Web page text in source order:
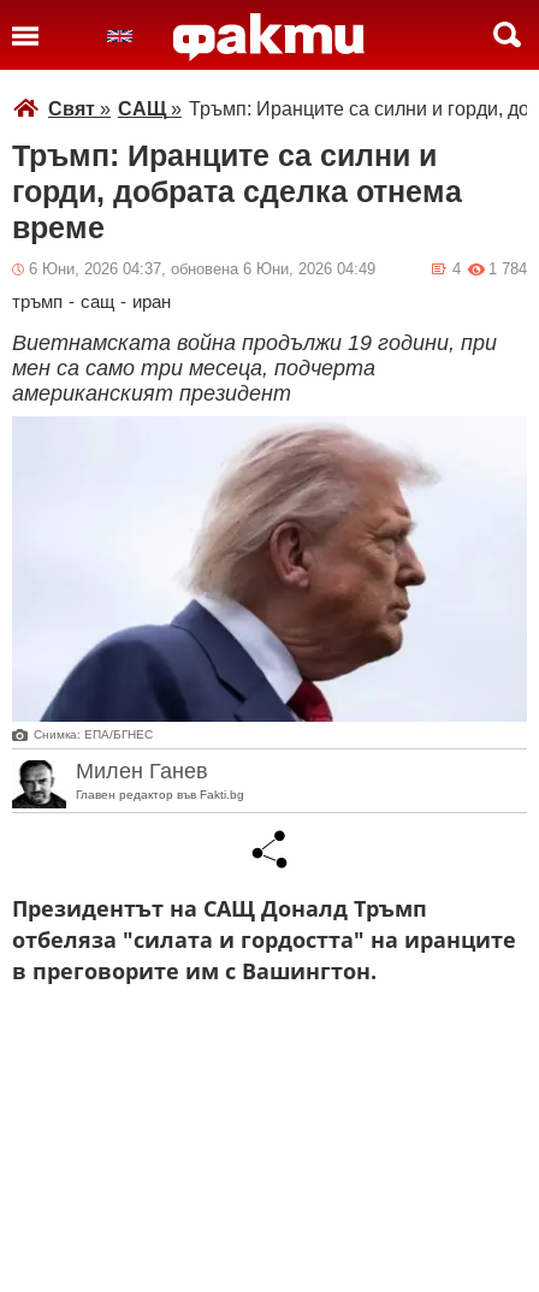
Свят » САЩ» Тръмп: Иранците са силни и горди,
Тръмп: Иранците са силни и
горди, добрата сделка отнема
време
6 Юни, 2026 04:37, обновена 6 Юни, 2026 04:49 1 784
4
тръмп - сащ - иран
Виетнамската война продължи 19 години, при
мен са само три месеца, подчерта
американският президент
Снимка: ЕПА/БГНЕС
Милен Ганев
Главен редактор във Fakti.bg
Президентът на САЩ Доналд Тръмп
отбеляза "силата и гордостта" на иранците
в преговорите им с Вашингтон.